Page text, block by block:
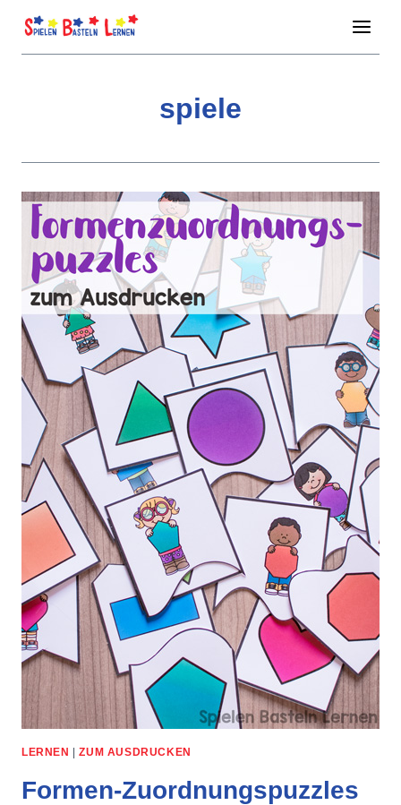
Inhalt
springen
spiele
LERNEN |ZUM AUSDRUCKEN
Formen-Zuordnungspuzzles